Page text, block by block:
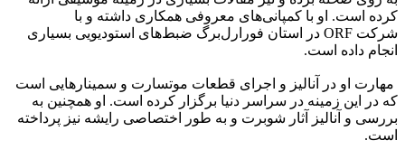
کرده است. او با کمپانی‌های معروفی همکاری داشته و با
شرکت ORF در استان فورارل‌برگ ضبط‌های استودیویی بسیاری
انجام داده است.
مهارت او در آنالیز و اجرای قطعات موتسارت و سمینارهایی است
که در این زمینه در سراسر دنیا برگزار کرده است. او همچنین به
بررسی و آنالیز آثار شوبرت و به طور اختصاصی رایشه نیز پرداخته
است.